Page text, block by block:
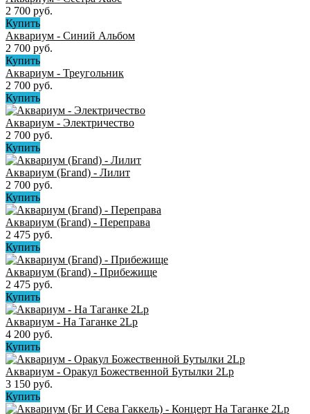
2 700 руб.
Купить
Аквариум - Синий Альбом
2 700 руб.
Купить
Аквариум - Треугольник
2 700 руб.
Купить
Аквариум - Электричество
2 700 руб.
Купить
Аквариум (Бгand) - Лилит
2 700 руб.
Купить
Аквариум (Бгand) - Переправа
2 475 руб.
Купить
Аквариум (Бгand) - Прибежище
2 475 руб.
Купить
Аквариум - На Таганке 2Lp
4 200 руб.
Купить
Аквариум - Оракул Божественной Бутылки 2Lp
3 150 руб.
Купить